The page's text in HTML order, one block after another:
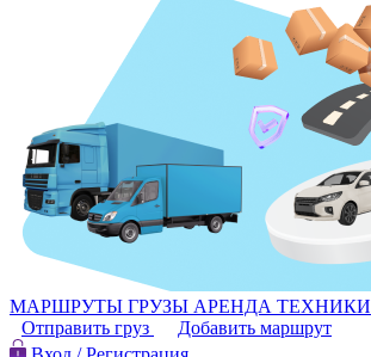
МАРШРУТЫ ГРУЗЫ АРЕНДА ТЕХНИКИ
Отправить груз
Добавить маршрут